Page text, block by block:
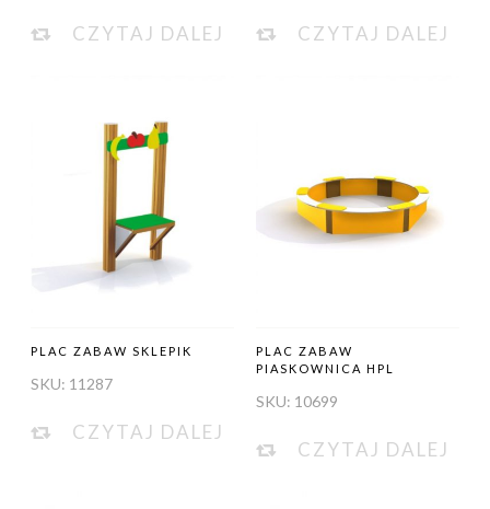
CZYTAJ DALEJ CZYTAJ DALEJ
PLAC ZABAW SKLEPIK
SKU: 11287
CZYTAJ DALEJ
PLAC ZABAW
PIASKOWNICA HPL
SKU: 10699
CZYTAJ DALEJ